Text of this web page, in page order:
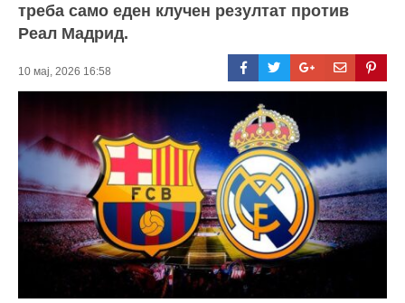
треба само еден клучен резултат против
Реал Мадрид.
10 мај, 2026 16:58